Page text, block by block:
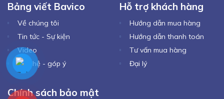
Bảng viết Bavico
Về chúng tôi
Tin tức - Sự kiện
Video
Liên hệ - góp ý
Hỗ trợ khách hàng
Hướng dẫn mua hàng
Hướng dẫn thanh toán
Tư vấn mua hàng
Đại lý
Chính sách bảo mật